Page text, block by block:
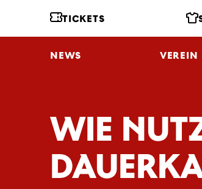
TICKETS
NEWS VEREIN
WIE